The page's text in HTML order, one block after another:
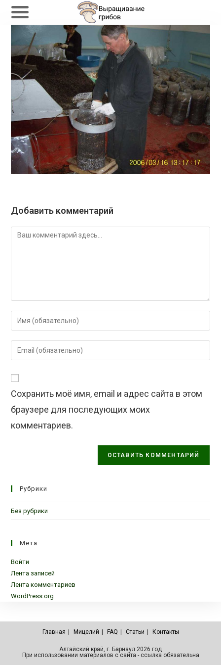
Перейти
содержимому
Добавить комментарий
Комментарий
Введите
свое
имя
или
чтобы
Введите
свой
адрес,
чтобы
прокомментировать
Сохранить моё имя, email и адрес сайта в этом
браузере для последующих моих
комментариев.
Рубрики
Без рубрики
Мета
Войти
Лента записей
Лента комментариев
WordPress.org
Главная Мицелий FAQ Статьи Контакты
Алтайский край, г. Барнаул 2026 год
При использовании материалов с сайта - ссылка обязательна